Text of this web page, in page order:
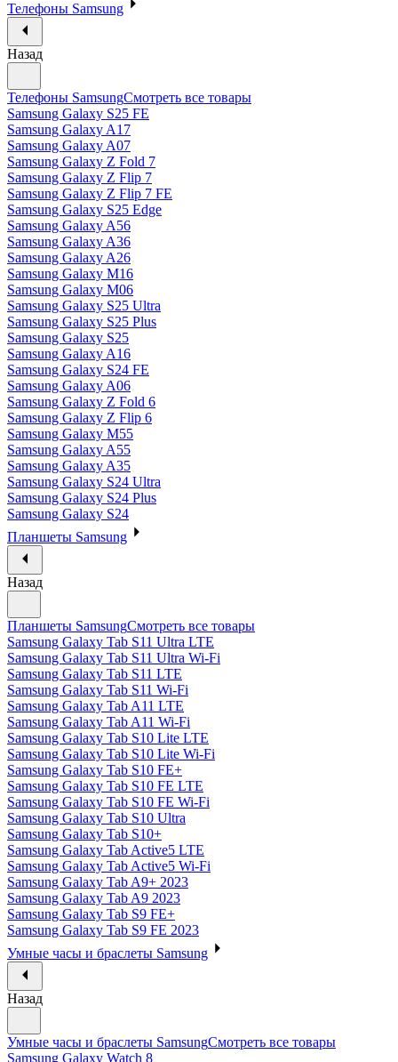
Телефоны Samsung
Назад
Телефоны SamsungСмотреть все товары
Samsung Galaxy S25 FE
Samsung Galaxy A17
Samsung Galaxy A07
Samsung Galaxy Z Fold 7
Samsung Galaxy Z Flip 7
Samsung Galaxy Z Flip 7 FE
Samsung Galaxy S25 Edge
Samsung Galaxy A56
Samsung Galaxy A36
Samsung Galaxy A26
Samsung Galaxy M16
Samsung Galaxy M06
Samsung Galaxy S25 Ultra
Samsung Galaxy S25 Plus
Samsung Galaxy S25
Samsung Galaxy A16
Samsung Galaxy S24 FE
Samsung Galaxy A06
Samsung Galaxy Z Fold 6
Samsung Galaxy Z Flip 6
Samsung Galaxy M55
Samsung Galaxy A55
Samsung Galaxy A35
Samsung Galaxy S24 Ultra
Samsung Galaxy S24 Plus
Samsung Galaxy S24
Планшеты Samsung
Назад
Планшеты SamsungСмотреть все товары
Samsung Galaxy Tab S11 Ultra LTE
Samsung Galaxy Tab S11 Ultra Wi-Fi
Samsung Galaxy Tab S11 LTE
Samsung Galaxy Tab S11 Wi-Fi
Samsung Galaxy Tab A11 LTE
Samsung Galaxy Tab A11 Wi-Fi
Samsung Galaxy Tab S10 Lite LTE
Samsung Galaxy Tab S10 Lite Wi-Fi
Samsung Galaxy Tab S10 FE+
Samsung Galaxy Tab S10 FE LTE
Samsung Galaxy Tab S10 FE Wi-Fi
Samsung Galaxy Tab S10 Ultra
Samsung Galaxy Tab S10+
Samsung Galaxy Tab Active5 LTE
Samsung Galaxy Tab Active5 Wi-Fi
Samsung Galaxy Tab A9+ 2023
Samsung Galaxy Tab A9 2023
Samsung Galaxy Tab S9 FE+
Samsung Galaxy Tab S9 FE 2023
Умные часы и браслеты Samsung
Назад
Умные часы и браслеты SamsungСмотреть все товары
Samsung Galaxy Watch 8